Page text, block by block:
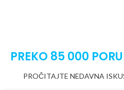
PREKO 85 000
PROČITAJTE NEDAVNA